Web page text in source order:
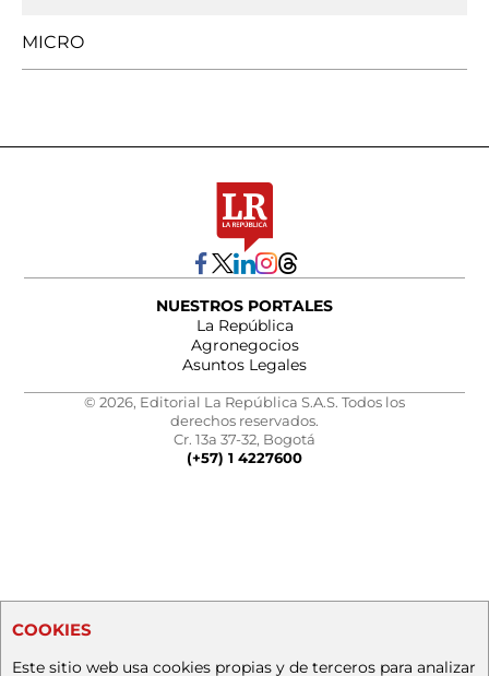
MICRO
NUESTROS PORTALES
La República
Agronegocios
Asuntos Legales
© 2026, Editorial La República S.A.S. Todos los
derechos reservados.
Cr. 13a 37-32, Bogotá
(+57) 1 4227600
COOKIES
Este sitio web usa cookies propias y de terceros para analizar